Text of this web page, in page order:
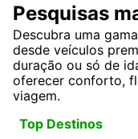
Pesquisas
Descubra uma
desde veículos
duração ou só de
oferecer conforto,
viagem.
Top Destinos